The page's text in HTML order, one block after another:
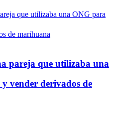
pareja que utilizaba una
vender derivados de